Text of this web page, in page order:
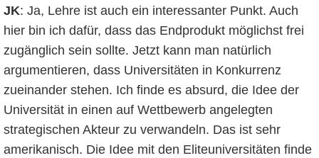
JK: Ja, Lehre ist auch ein interessanter Punkt. Auch
hier bin ich dafür, dass das Endprodukt möglichst frei
zugänglich sein sollte. Jetzt kann man natürlich
argumentieren, dass Universitäten in Konkurrenz
zueinander stehen. Ich finde es absurd, die Idee der
Universität in einen auf Wettbewerb angelegten
strategischen Akteur zu verwandeln. Das ist sehr
amerikanisch. Die Idee mit den Eliteuniversitäten finde